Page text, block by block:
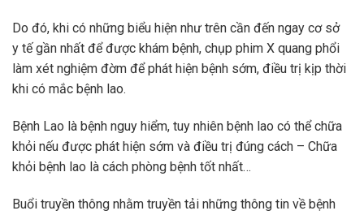
Do đó, khi có những biểu hiện như trên cần đến ngay cơ sở
y tế gần nhất để được khám bệnh, chụp phim X quang phổi
làm xét nghiệm đờm để phát hiện bệnh sớm, điều trị kịp thời
khi có mắc bệnh lao.
Bệnh Lao là bệnh nguy hiểm, tuy nhiên bệnh lao có thể chữa
khỏi nếu được phát hiện sớm và điều trị đúng cách – Chữa
khỏi bệnh lao là cách phòng bệnh tốt nhất…
Buổi truyền thông nhằm truyền tải những thông tin về bệnh